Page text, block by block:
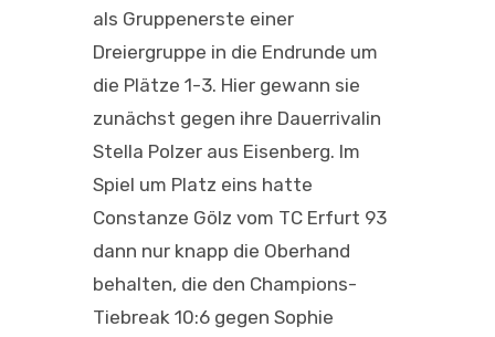
als Gruppenerste einer
Dreiergruppe in die Endrunde um
die Plätze 1-3. Hier gewann sie
zunächst gegen ihre Dauerrivalin
Stella Polzer aus Eisenberg. Im
Spiel um Platz eins hatte
Constanze Gölz vom TC Erfurt 93
dann nur knapp die Oberhand
behalten, die den Champions-
Tiebreak 10:6 gegen Sophie